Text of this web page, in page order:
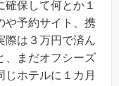
保して何とか１
や予約サイト、携
際は３万円で済ん
、まだオフシーズ
じホテルに１カ月